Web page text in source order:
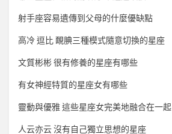
射手座容易遺傳到父母的什麼優缺點
高冷 逗比 靦腆三種模式隨意切換的星座
文質彬彬 很有修養的星座有哪些
有女神經特質的星座女有哪些
靈動與優雅 這些星座女完美地融合在一起
人云亦云 沒有自己獨立思想的星座